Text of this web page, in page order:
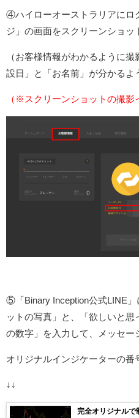
④ハイローオーストラリアにロ
ジ」の画面をスクリーンショッ
（お客様情報がわかるように
設日」と「お名前」が分かるよ
（※スクリーンショットの撮影
⑤「Binary Inception公式LINE」
ットの写真」と、「欲しいと
の数字」を入力して、メッセー
オリジナルインジケーターの
↓↓
完全オリジナルで